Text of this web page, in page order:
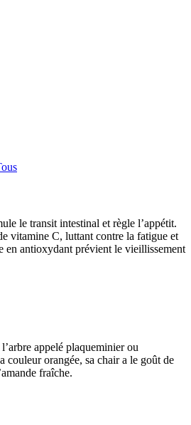
le transit intestinal et règle l’appétit.
vitamine C, luttant contre la fatigue et
en antioxydant prévient le vieillissement
appelé plaqueminier ou
couleur orangée, sa chair a le goût de
fraîche.